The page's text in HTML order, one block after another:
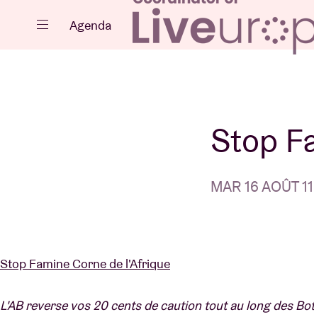
Fermer
Actualités
Agenda
Stop
MAR 16 AOÛT
Stop Famine Corne de l'Afrique
L'AB reverse vos 20 cents de caution tout au long des